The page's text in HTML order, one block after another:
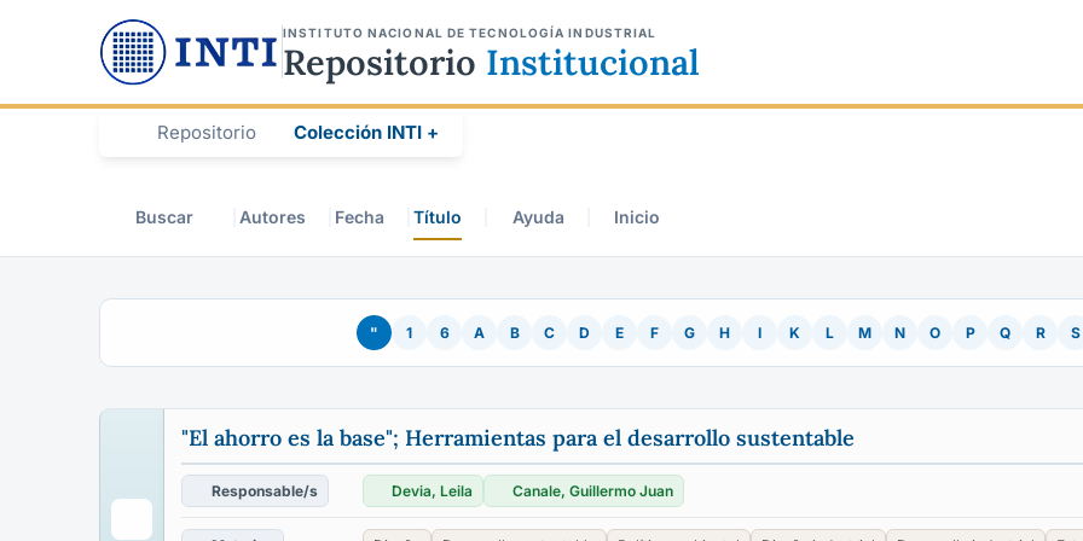
INSTITUTO NACIONAL DE TECNOLOGÍA INDUSTRIAL
Repositorio Institucional
Repositorio Colección INTI +
Buscar Autores Fecha Título Ayuda Inicio
" 1 6 A B C D E F G H I K L M N O P Q R S
"El ahorro es la base"; Herramientas para el desarrollo sustentable
Responsable/s Devia, Leila Canale, Guillermo Juan